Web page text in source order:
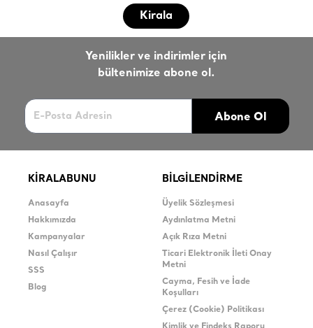
Kirala
Yenilikler ve indirimler için
bültenimize abone ol.
Abone Ol
KİRALABUNU
Anasayfa
Hakkımızda
Kampanyalar
Nasıl Çalışır
SSS
Blog
BİLGİLENDİRME
Üyelik Sözleşmesi
Aydınlatma Metni
Açık Rıza Metni
Ticari Elektronik İleti Onay
Metni
Cayma, Fesih ve İade
Koşulları
Çerez (Cookie) Politikası